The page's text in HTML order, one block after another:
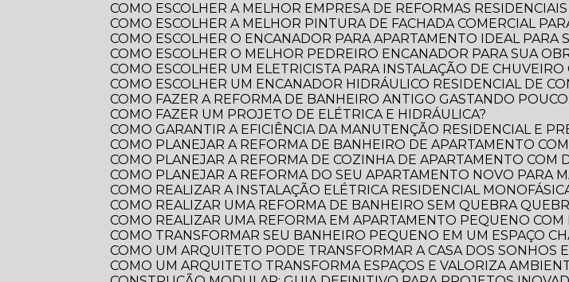
COMO ESCOLHER A MELHOR EMPRESA DE REFORMAS
COMO ESCOLHER A MELHOR PINTURA DE FACHADA COMERCIAL
COMO ESCOLHER O ENCANADOR PARA APARTAMENTO IDEAL PARA
COMO ESCOLHER O MELHOR PEDREIRO ENCANADOR PARA SUA
COMO ESCOLHER UM ELETRICISTA PARA INSTALAÇÃO DE
COMO ESCOLHER UM ENCANADOR HIDRÁULICO RESIDENCIAL DE
COMO FAZER A REFORMA DE BANHEIRO ANTIGO GASTANDO
COMO FAZER UM PROJETO DE ELÉTRICA E HIDRÁULICA?
COMO GARANTIR A EFICIÊNCIA DA MANUTENÇÃO RESIDENCIAL E
COMO PLANEJAR A REFORMA DE BANHEIRO DE APARTAMENTO
COMO PLANEJAR A REFORMA DE COZINHA DE APARTAMENTO COM
COMO PLANEJAR A REFORMA DO SEU APARTAMENTO NOVO PARA
COMO REALIZAR A INSTALAÇÃO ELÉTRICA RESIDENCIAL
COMO REALIZAR UMA REFORMA DE BANHEIRO SEM QUEBRA
COMO REALIZAR UMA REFORMA EM APARTAMENTO PEQUENO
COMO TRANSFORMAR SEU BANHEIRO PEQUENO EM UM ESPAÇO
COMO UM ARQUITETO PODE TRANSFORMAR A CASA DOS SONHOS
COMO UM ARQUITETO TRANSFORMA ESPAÇOS E VALORIZA